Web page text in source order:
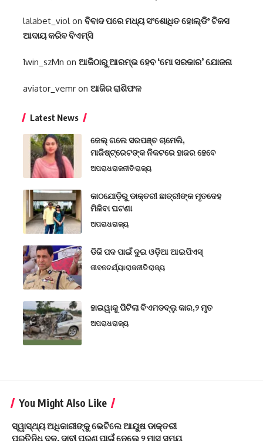
lalabet_violon ବିବାଦ ପରେ ମଧ୍ୟ ସଂଶୋଧିତ ହୋଲ୍ଡିଂ ଟିକସ
ଆଦାୟ କରିବ ବିଏମ୍‌ସି
1win_szMn on ଆଜିଠାରୁ ଆରମ୍ଭ ହେବ ‘ମୋ ସରକାର’ ଯୋଜନା
aviator_vemr on ଆଜିର ରାଶିଫଳ
Latest News
ଜେଲ୍ ଗଲେ ସରପଞ୍ଚ ଚାମେଲି,
ମାଜିଷ୍ଟ୍ରେଟଙ୍କ ନିକଟରେ ହାଜର ହେବେ
ଅପରାଧରାଜନୀତିରାଜ୍ୟ
କାଠଯୋଡ଼ିରୁ ଡାକ୍ତରୀ ଛାତ୍ରୀଙ୍କ ମୃତଦେହ
ମିଳିବା ଘଟଣା
ଅପରାଧରାଜ୍ୟ
ଡିଜି ପଦ ପାଇଁ ଦୁଇ ଓଡ଼ିଆ ଆଇପିଏସ୍
ଜୀବନଚର୍ଯ୍ୟାରାଜନୀତିରାଜ୍ୟ
ହାଇୱାକୁ ପିଟିଲା ବିଏମଡବ୍ଲୁ କାର,୨ ମୃତ
ଅପରାଧରାଜ୍ୟ
You Might Also Like
ସ୍ୱାସ୍ଥ୍ୟ ଅଧିକାରୀଙ୍କୁ ଭେଟିଲେ ଆୟୁଷ ଡାକ୍ତରୀ
ପ୍ରତିନିଧି ଦଳ, ଦାବୀ ପୂରଣ ପାଇଁ ନେଲେ ୨ ମାସ ସମୟ